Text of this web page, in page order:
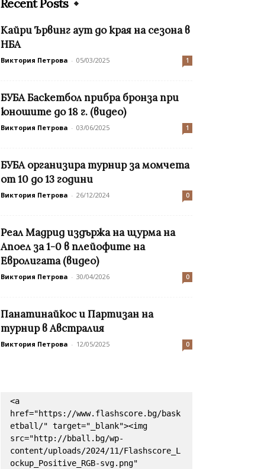
Recent Posts
Кайри Ървинг аут до края на сезона в
НБА
Виктория Петрова - 05/03/2025 1
БУБА Баскетбол прибра бронза при
юношите до 18 г. (видео)
Виктория Петрова - 03/06/2025 1
БУБА организира турнир за момчета
от 10 до 13 години
Виктория Петрова - 26/12/2024 0
Реал Мадрид издържа на щурма на
Апоел за 1-0 в плейофите на
Евролигата (видео)
Виктория Петрова - 30/04/2026 0
Панатинайкос и Партизан на
турнир в Австралия
Виктория Петрова - 12/05/2025 0
<a
href="https://www.flashscore.bg/bask
etball/" target="_blank"><img
src="http://bball.bg/wp-
content/uploads/2024/11/Flashscore_L
ockup_Positive_RGB-svg.png"